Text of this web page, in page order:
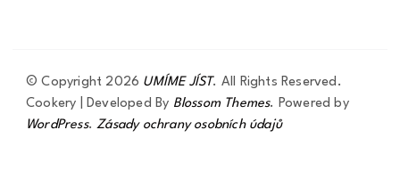
© Copyright 2026 UMÍME JÍST. All Rights Reserved.
Cookery | Developed By Blossom Themes. Powered by
WordPress.Zásady ochrany osobních údajů